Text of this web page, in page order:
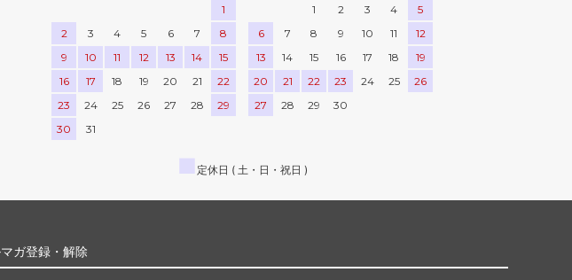
1
2
3 4 5 6 7
8
9
10 11 12 13 14
15
16
17 18 19 20 21
22
23
24 25 26 27 28
29
30
31
1
2 3 4
5
6
7 8 9 10 11
12
13
14 15 16 17 18
19
20
21 22 23 24 25
26
27
28 29 30
■ 定休日 ( 土・日・祝日 )
マガ登録・解除